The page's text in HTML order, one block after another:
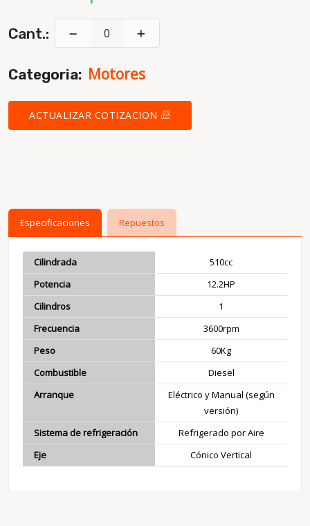
Cant.:
Categoria: Motores
ACTUALIZAR COTIZACION
Especificaciones Repuestos
Cilindrada
510cc
Potencia
12.2HP
Cilindros
1
Frecuencia
3600rpm
Peso
60Kg
Combustible
Diesel
Arranque
Eléctrico y Manual (según
versión)
Sistema de refrigeración
Refrigerado por Aire
Eje
Cónico Vertical